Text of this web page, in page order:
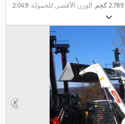
2.789 كجم , الوزن الأقصى للحمولة:2.049
, ارتفاع الرفع:
ساعات التشغيل:884 h مجرفة قياسية,
مصابيح أمامية إضافية